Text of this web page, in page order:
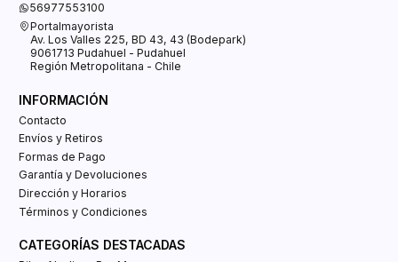
56977553100
Portalmayorista
Av. Los Valles 225, BD 43, 43 (Bodepark)
9061713 Pudahuel - Pudahuel
Región Metropolitana - Chile
INFORMACIÓN
Contacto
Envíos y Retiros
Formas de Pago
Garantía y Devoluciones
Dirección y Horarios
Términos y Condiciones
CATEGORÍAS DESTACADAS